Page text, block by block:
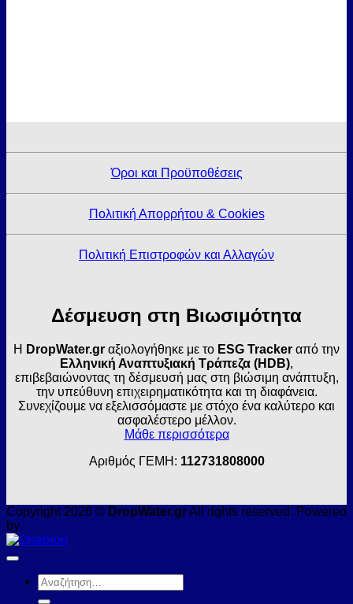
Όροι και Προϋποθέσεις
Πολιτική Απορρήτου & Cookies
Πολιτική Επιστροφών και Αλλαγών
Δέσμευση στη Βιωσιμότητα
Η DropWater.gr αξιολογήθηκε με το ESG Tracker από την
Ελληνική Αναπτυξιακή Τράπεζα (HDB),
επιβεβαιώνοντας τη δέσμευσή μας στη βιώσιμη ανάπτυξη,
την υπεύθυνη επιχειρηματικότητα και τη διαφάνεια.
Συνεχίζουμε να εξελισσόμαστε με στόχο ένα καλύτερο και
ασφαλέστερο μέλλον.
Μάθε περισσότερα
Αριθμός ΓΕΜΗ: 112731808000
Copyright 2026 © DropWater.grAll rights reserved. Powered
by
Αναζήτηση
για: